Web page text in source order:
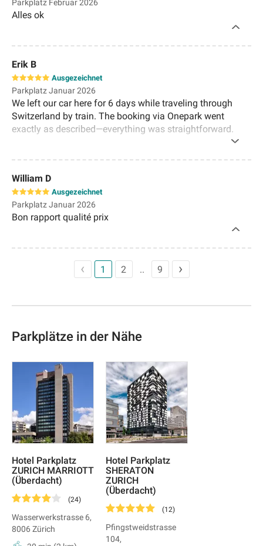
Parkplatz Februar 2026
Alles ok
Erik B
Ausgezeichnet
Parkplatz Januar 2026
We left our car here for 6 days while traveling through
Switzerland by train. The booking via Onepark went
exactly as described—everything was straightforward.
The parking garage is covered, there are plenty of spaces,
tram is right in front of the parking garage, and it's about
a 30-minute walk to the station—perfectly located for us.
We had no complaints. We would definitely use it again.
William D
Ausgezeichnet
Parkplatz Januar 2026
Bon rapport qualité prix
1 2 9
Parkplätze in der Nähe
Hotel Parkplatz
ZURICH MARRIOTT
(Überdacht)
(24)
Wasserwerkstrasse 6,
8006 Zürich
Hotel Parkplatz
SHERATON
ZURICH
(Überdacht)
(12)
Pfingstweidstrasse
104,